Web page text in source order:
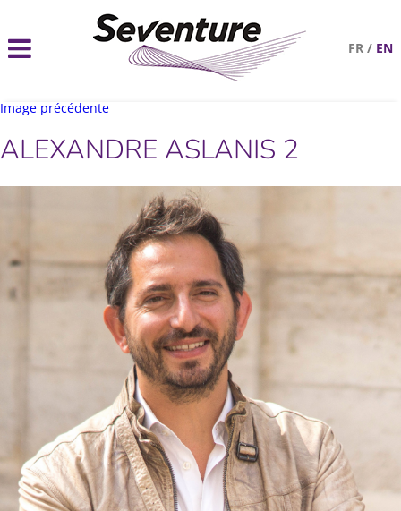
FR / EN
Image précédente
ALEXANDRE ASLANIS 2